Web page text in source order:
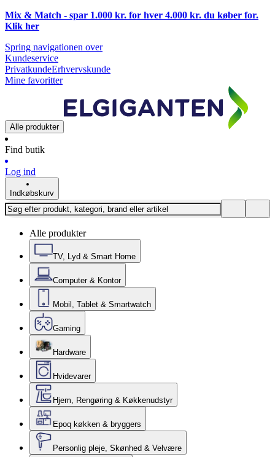
Mix & Match - spar 1.000 kr. for hver 4.000 kr. du køber for.
Klik her
Spring navigationen over
Kundeservice
PrivatkundeErhvervskunde
Mine favoritter
Alle produkter
Find butik
Log ind
Indkøbskurv
Alle produkter
TV, Lyd & Smart Home
Computer & Kontor
Mobil, Tablet & Smartwatch
Gaming
Hardware
Hvidevarer
Hjem, Rengøring & Køkkenudstyr
Epoq køkken & bryggers
Personlig pleje, Skønhed & Velvære